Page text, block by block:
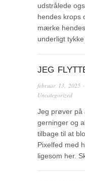
udstrålede
hendes krops
mærke
underligt
JEG
februar 13, 2025
Uncategorized
Jeg prøver på
gerninger og
tilbage til at
Pixelfed med
ligesom her.